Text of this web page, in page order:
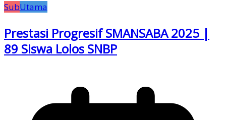
SubUtama
Prestasi Progresif SMANSABA 2025 |
89 Siswa Lolos SNBP